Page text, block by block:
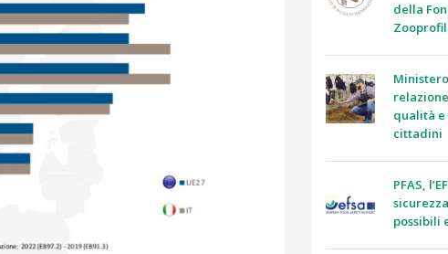
della
qualità e
cittadini
PFAS,
possibili